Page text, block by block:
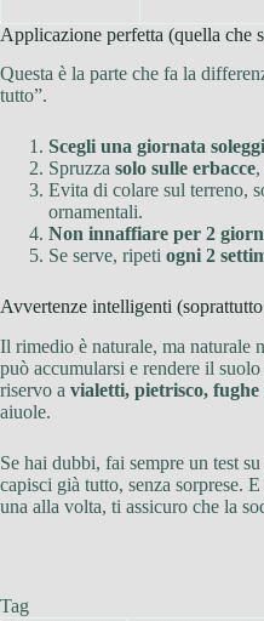
Applicazione perfetta (quella che
Questa è la parte che fa la
tutto”.
Scegli una giornata
Spruzza solo sulle erbacce
Evita di colare sul terreno,
ornamentali.
Non innaffiare per 2
Se serve, ripeti ogni 2
Avvertenze intelligenti
Il rimedio è naturale, ma naturale
può accumularsi e rendere il
riservo a vialetti, pietrisco,
aiuole.
Se hai dubbi, fai sempre un test
capisci già tutto, senza sorprese.
una alla volta, ti assicuro che la
Tag